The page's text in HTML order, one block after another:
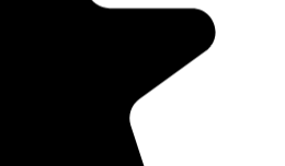
to share with the team, and the
little office. Eventually, we will
great tool to do that! Syncs with my